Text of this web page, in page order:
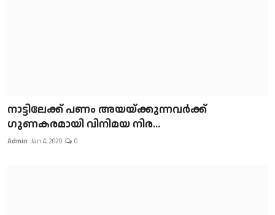
നാട്ടിലേക്ക് പണം അയയ്ക്കുന്നവർക്ക്
ഗുണകരമായി വിനിമയ നിര...
Admin Jan 4, 2020 0